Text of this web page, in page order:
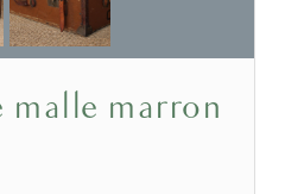
malle marron